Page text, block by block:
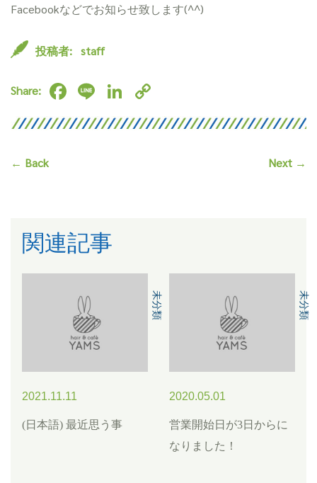
Facebookなどでお知らせ致します(^^)
投稿者: staff
Share: F
ac
e
k
Li
n
e
Li
n
ke
o
py
← Back Next →
関連記事
未分類
2021.11.11
(日本語) 最近思う事
未分類
2020.05.01
営業開始日が3日からに
なりました！